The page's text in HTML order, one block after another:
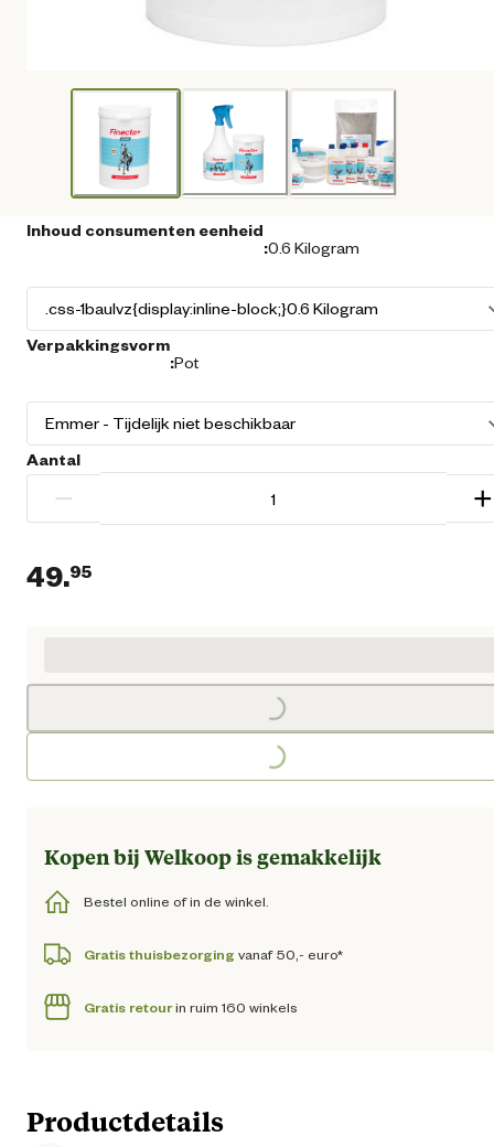
Inhoud consumenten eenheid
:0.6 Kilogram
Verpakkingsvorm
:Pot
Aantal
− +
49.95
Loading...
Loading...
Kopen bij Welkoop is gemakkelijk
Bestel online of in de winkel.
Gratis thuisbezorging vanaf 50,- euro*
Gratis retourin ruim 160 winkels
Productdetails